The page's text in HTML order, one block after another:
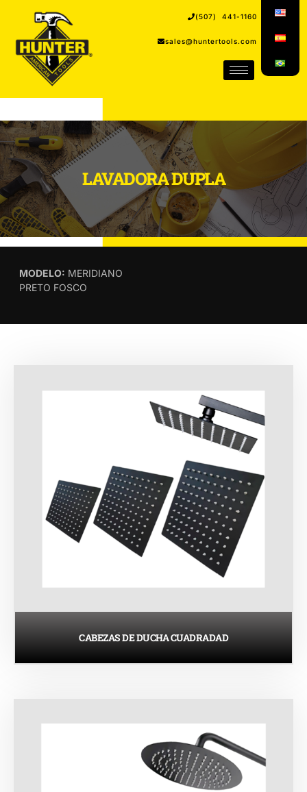
(507) 441-1160
sales@huntertools.com
LAVADORA DUPLA
MODELO: MERIDIANO
PRETO FOSCO
CABEZAS DE DUCHA CUADRADAD